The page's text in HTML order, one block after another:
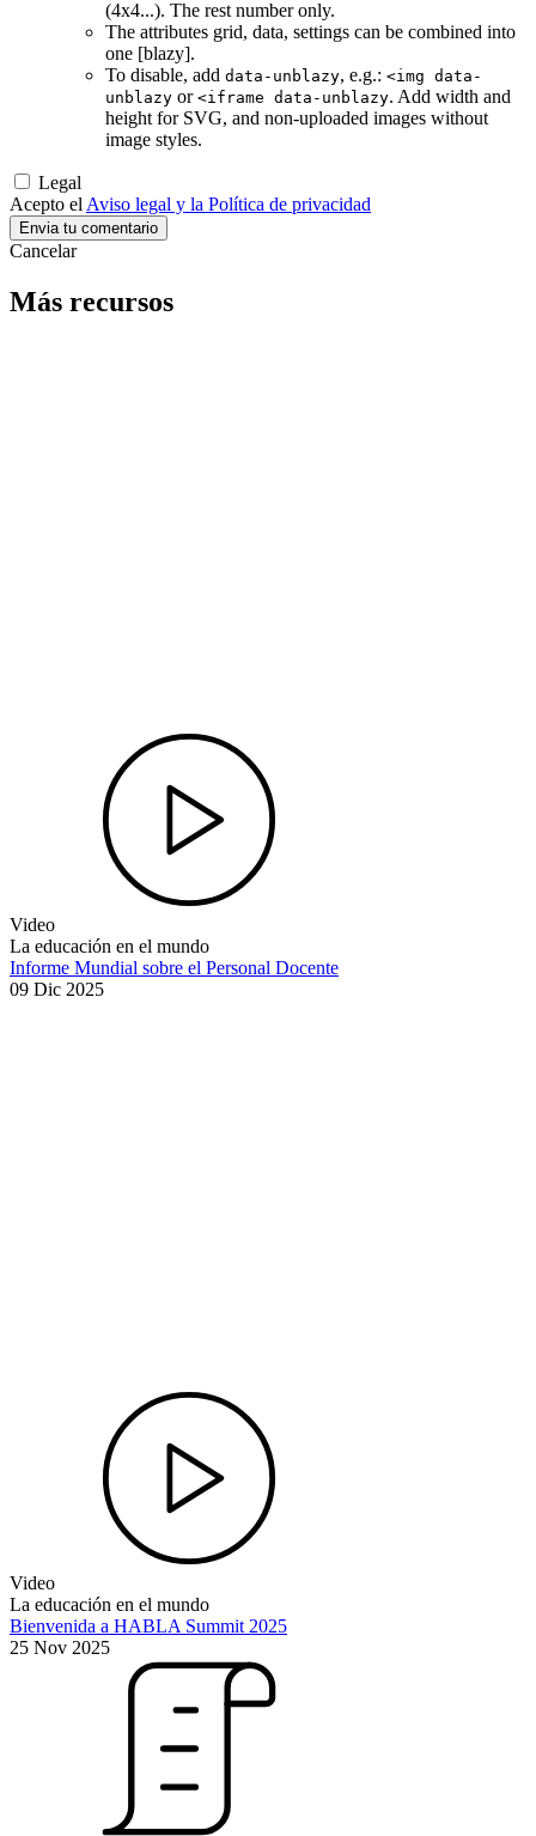
(4x4...). The rest number only.
The attributes grid, data, settings can be combined into
one [blazy].
To disable, add data-unblazy, e.g.: <img data-
unblazy or <iframe data-unblazy. Add width and
height for SVG, and non-uploaded images without
image styles.
Legal
Acepto el Aviso legal y la Política de privacidad
Cancelar
Más recursos
Video
La educación en el mundo
Informe Mundial sobre el Personal Docente
09 Dic 2025
Video
La educación en el mundo
Bienvenida a HABLA Summit 2025
25 Nov 2025